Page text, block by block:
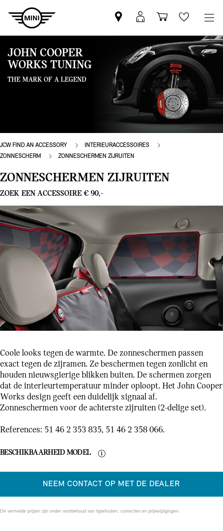
Vind
een
MINI
partner
MyMini
login
Wishlist
JOHN COOPER
WORKS TUNING
THE MARK OF A LEGEND
JCW FIND AN ACCESSORY
INTERIEURACCESSOIRES
ZONNESCHERM
ZONNESCHERMEN ZIJRUITEN
ZONNESCHERMEN ZIJRUITEN
ZOEK EEN ACCESSOIRE € 90,-
Coole looks tegen de warmte. De zonneschermen passen
exact tegen de zijramen. Ze beschermen tegen zonlicht en
houden nieuwsgierige blikken buiten. De schermen zorgen
dat de interieurtemperatuur minder oploopt. Het John Cooper
Works design geeft een duidelijk signaal af.
Zonneschermen voor de achterste zijruiten (2-delige set).
References: 51 46 2 353 835, 51 46 2 358 066.
BESCHIKBAARHEID MODEL
NEEM CONTACT OP MET DE DEALER
De vermelde prijzen zijn onder voorbehoud van typefouten, correcties en prijswijzigingen.